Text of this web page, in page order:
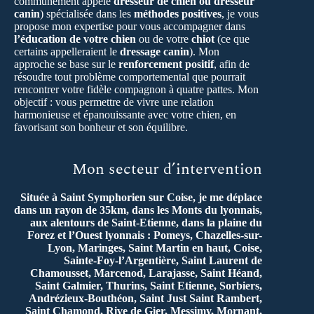
canin) spécialisée dans les méthodes positives, je vous
propose mon expertise pour vous accompagner dans
l’éducation de votre chien ou de votre chiot (ce que
certains appelleraient le dressage canin). Mon
approche se base sur le renforcement positif, afin de
résoudre tout problème comportemental que pourrait
rencontrer votre fidèle compagnon à quatre pattes. Mon
objectif : vous permettre de vivre une relation
harmonieuse et épanouissante avec votre chien, en
favorisant son bonheur et son équilibre.
Mon secteur d’intervention
Située à Saint Symphorien sur Coise, je me déplace
dans un rayon de 35km, dans les Monts du lyonnais,
aux alentours de Saint-Etienne, dans la plaine du
Forez et l’Ouest lyonnais : Pomeys, Chazelles-sur-
Lyon, Maringes, Saint Martin en haut, Coise,
Sainte-Foy-l’Argentière, Saint Laurent de
Chamousset, Marcenod, Larajasse, Saint Héand,
Saint Galmier, Thurins, Saint Etienne, Sorbiers,
Andrézieux-Bouthéon, Saint Just Saint Rambert,
Saint Chamond, Rive de Gier, Messimy, Mornant,